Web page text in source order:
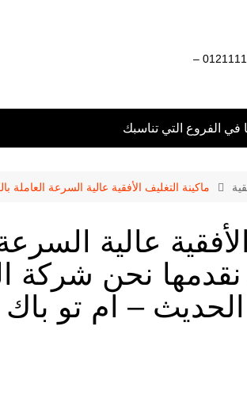
التعبئة و التغليف 01211116954 – 01211116956 –
في الفروع التي تناسبك
ماكينة التغليف الأفقية عالية السرعة
عالية
نقدمها نحن شركة
– ام تو باك